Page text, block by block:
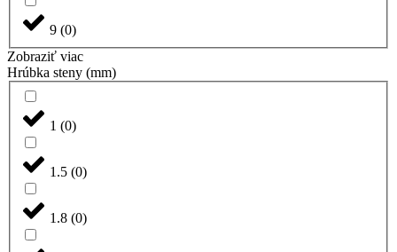
9 (0)
Zobraziť viac
Hrúbka steny (mm)
1 (0)
1.5 (0)
1.8 (0)